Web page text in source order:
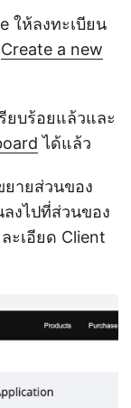
ให้ลงทะเบียน
Create a new
ยบร้อยแล้วและ
ได้แล้ว
ายส่วนของ
งไปที่ส่วนของ
ะเอียด Client